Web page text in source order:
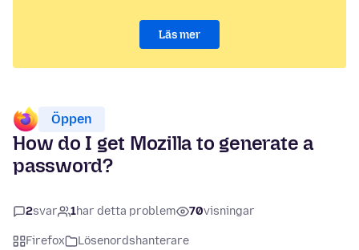
Läs mer
Öppen
How do I get Mozilla to generate a
password?
2svar 1har detta problem 70visningar
Firefox
Lösenordshanterare